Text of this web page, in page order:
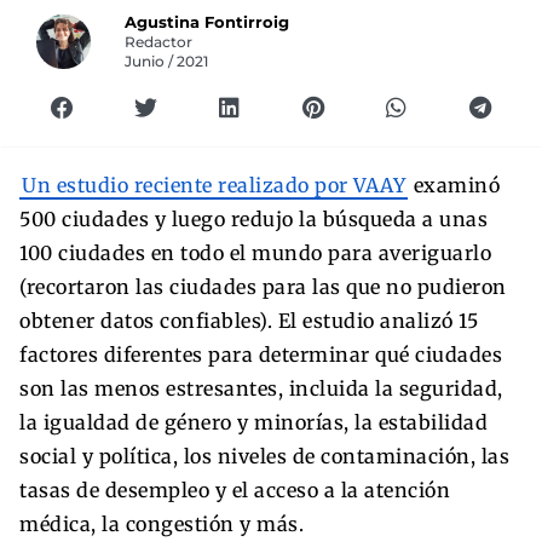
Agustina Fontirroig
Redactor
Junio / 2021
Un estudio reciente realizado por VAAY examinó
500 ciudades y luego redujo la búsqueda a unas
100 ciudades en todo el mundo para averiguarlo
(recortaron las ciudades para las que no pudieron
obtener datos confiables). El estudio analizó 15
factores diferentes para determinar qué ciudades
son las menos estresantes, incluida la seguridad,
la igualdad de género y minorías, la estabilidad
social y política, los niveles de contaminación, las
tasas de desempleo y el acceso a la atención
médica, la congestión y más.